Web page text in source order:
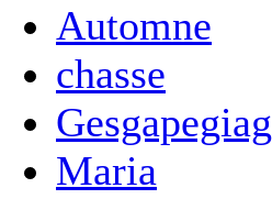
Automne
chasse
Gesgapegiag
Maria